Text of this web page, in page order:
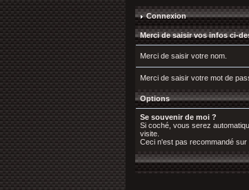
Connexion
Merci de saisir vos infos ci-
Merci de saisir votre nom.
Merci de saisir votre mot de
Options
Se souvenir de moi ?
Si coché, vous serez
visite.
Ceci n'est pas recommandé sur